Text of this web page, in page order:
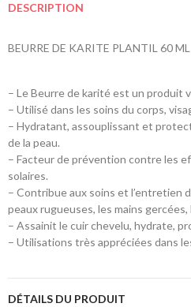
DESCRIPTION
BEURRE DE KARITE PLANTIL 60 ML
– Le Beurre de karité est un produit
– Utilisé dans les soins du corps,
– Hydratant, assouplissant et
de la peau.
– Facteur de prévention contre les
solaires.
– Contribue aux soins et l’entretien
peaux rugueuses, les mains
– Assainit le cuir chevelu, hydrate,
– Utilisations très appréciées dans
DÉTAILS DU PRODUIT